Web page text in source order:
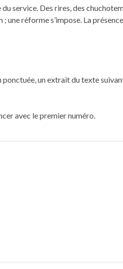
service. Des rires, des
une réforme s’impose. La
ponctuée, un extrait du texte
avec le premier numéro.